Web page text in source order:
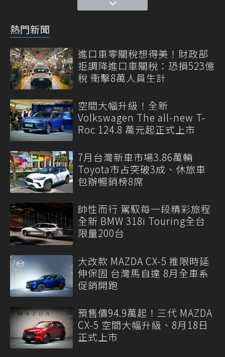
熱門新聞
進口車零關稅想得美！財政部
拒調降進口車關稅：恐損523億
稅 衝擊8萬人員生計
空間大幅升級！全新
Volkswagen The all-new T-
Roc 124.8 萬元起正式上市
7月台灣新車市場3.86萬輛
Toyota市占突破3成、休旅車
包辦暢銷榜8席
帥性而行 駕馭每一段精彩旅程
全新 BMW 318i Touring全台
限量200台
大改款 MAZDA CX-5 推限時延
伸保固 台灣馬自達 8月全車系
促銷開跑
預售價94.9萬起！三代 MAZDA
CX-5 空間大幅升級、8月18日
正式上市